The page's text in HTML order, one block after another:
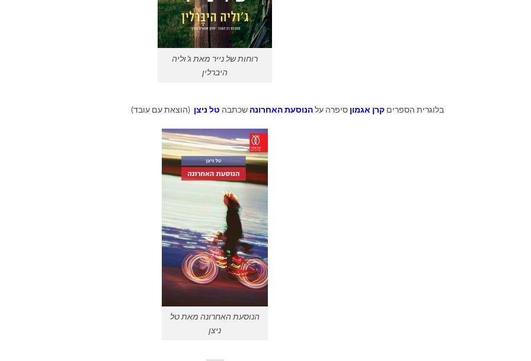
רוחות של נייר מאת ג'וליה
היברלין
בלוגרית הספרים קרן אגמון סיפרה עלהנוסעת האחרונה שכתבה טל ניצן (הוצאת עם עובד)
הנוסעת האחרונה מאת טל
ניצן